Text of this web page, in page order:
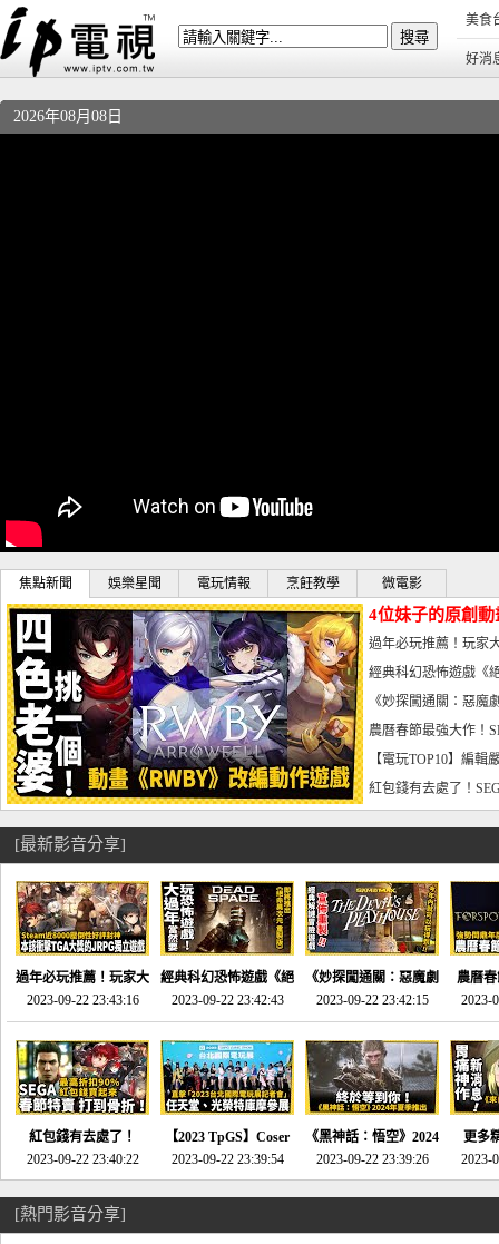
美食
好消
2026年08月08日
焦點新聞 娛樂星聞 電玩情報 烹飪教學 微電影
4位妹子的原創
曝光_電玩宅速配
過年必玩推薦！玩家
宅速配20230126
經典科幻恐怖遊戲《
懼體驗-電玩宅速配
《妙探闖通關：惡
到!!-電玩宅速配
農曆春節最強大作！
電玩宅速配20230123
【電玩TOP10】編
了，封面圖直接雷你
紅包錢有去處了！
宅速配20230119
[最新影音分享]
過年必玩推薦！玩家大
推的JRPG神作《神之
天平》介紹！-電玩宅
速配20230126
2023-09-22 23:43:16
經典科幻恐怖遊戲《絕
命異次元 重製版》重
回「石村號」的恐懼體
驗-電玩宅速配
20230125
2023-09-22 23:42:43
《妙探闖通關：惡魔劇
場》將推出「重製
版」!!!今年就能玩到!!-
電玩宅速配20230124
2023-09-22 23:42:15
農曆
SE社
動作角
電玩宅
2023-
紅包錢有去處了！
SEGA春節特賣 超過85
款遊戲打到骨折-電玩
宅速配20230119
2023-09-22 23:40:22
【2023 TpGS】Coser
和Show Girl搶先看！
直擊展前記者會-電玩
2023-09-22 23:39:54
《黑神話：悟空》2024
年夏季推出！確定不會
延期齁？-電玩宅速配
2023-09-22 23:39:26
更多
《來
金鄉
2023-
[熱門影音分享]